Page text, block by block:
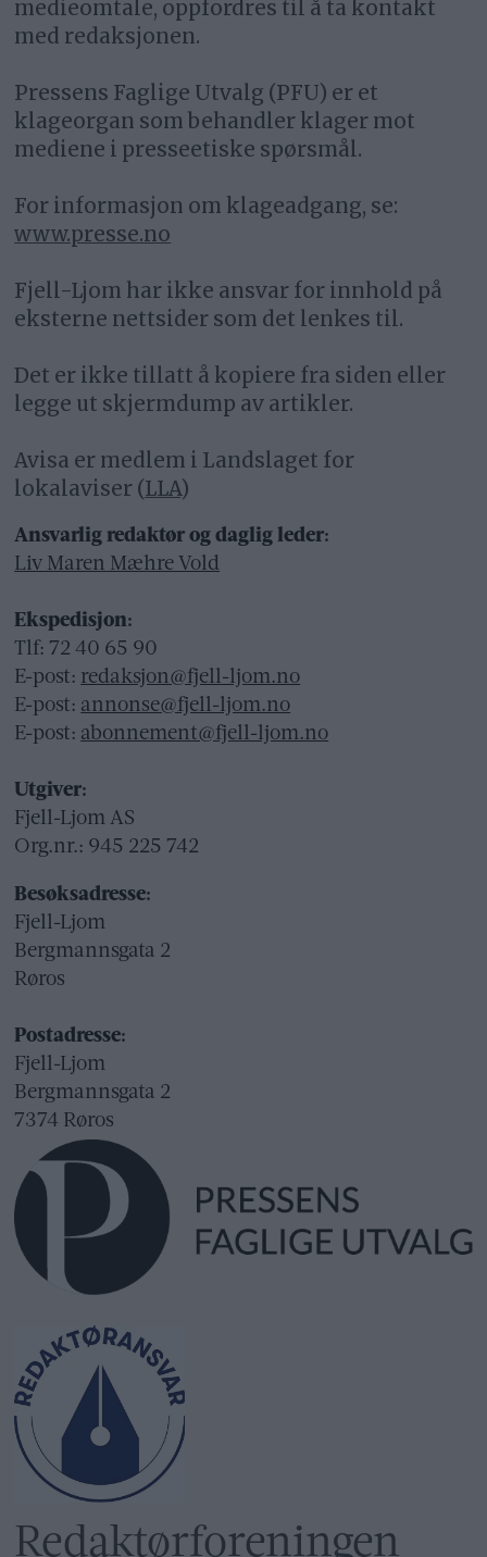
medieomtale, oppfordres til å ta kontakt
med redaksjonen.
Pressens Faglige Utvalg (PFU) er et
klageorgan som behandler klager mot
mediene i presseetiske spørsmål.
For informasjon om klageadgang, se:
www.presse.no
Fjell-Ljom har ikke ansvar for innhold på
eksterne nettsider som det lenkes til.
Det er ikke tillatt å kopiere fra siden eller
legge ut skjermdump av artikler.
Avisa er medlem i Landslaget for
lokalaviser (LLA)
Ansvarlig redaktør og daglig leder:
Liv Maren Mæhre Vold
Ekspedisjon:
Tlf: 72 40 65 90
E-post: redaksjon@fjell-ljom.no
E-post: annonse@fjell-ljom.no
E-post: abonnement@fjell-ljom.no
Utgiver:
Fjell-Ljom AS
Org.nr.: 945 225 742
Besøksadresse:
Fjell-Ljom
Bergmannsgata 2
Røros
Postadresse:
Fjell-Ljom
Bergmannsgata 2
7374 Røros
Redaktør­foreningen